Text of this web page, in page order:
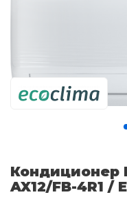
Кондиционер
AX12/FB-4R1 /